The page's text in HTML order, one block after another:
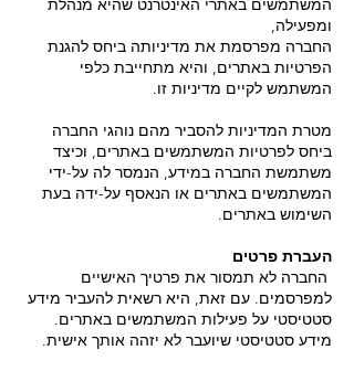
המשתמשים באתרי האינטרנט שהיא מנהלת
ומפעילה,
החברה מפרסמת את מדיניותה ביחס להגנת
הפרטיות באתרים, והיא מתחייבת כלפי
המשתמש לקיים מדיניות זו.
מטרת המדיניות להסביר מהם נוהגי החברה
ביחס לפרטיות המשתמשים באתרים, וכיצד
משתמשת החברה במידע, הנמסר לה על-ידי
המשתמשים באתרים או הנאסף על-ידה בעת
השימוש באתרים.
העברת פרטים
החברה לא תמסור את פרטיך האישיים
למפרסמים. עם זאת, היא רשאית להעביר מידע
סטטיסטי על פעילות המשתמשים באתרים.
מידע סטטיסטי שיועבר לא יזהה אותך אישית.